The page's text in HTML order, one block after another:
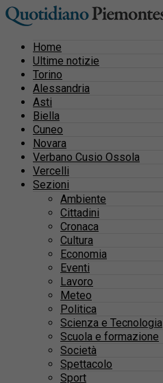
Home
Ultime notizie
Torino
Alessandria
Asti
Biella
Cuneo
Novara
Verbano Cusio Ossola
Vercelli
Sezioni
Ambiente
Cittadini
Cronaca
Cultura
Economia
Eventi
Lavoro
Meteo
Politica
Scienza e Tecnologia
Scuola e formazione
Società
Spettacolo
Sport